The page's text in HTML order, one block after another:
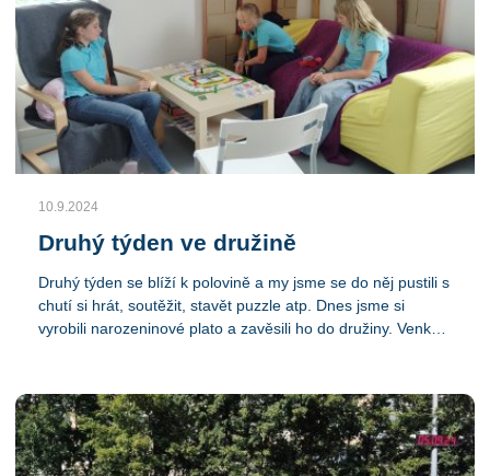
môže vytvoriť svoju fantáziu. Tuhle hru si děti dnes zahrály
a moc se jim líbila. Další hráli ping pong, stolní tenis, četli si
knížky, staví puzzle, prostě jsou.
10.9.2024
Druhý týden ve družině
Druhý týden se blíží k polovině a my jsme se do něj pustili s
chutí si hrát, soutěžit, stavět puzzle atp. Dnes jsme si
vyrobili narozeninové plato a zavěsili ho do družiny. Venku
všem možném. Ve družině jsme rádi a cítíme se tady
dobře.